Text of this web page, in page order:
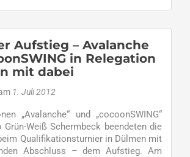
am
Sonntag
in
Dülmen
Aufstieg – Avalanche
in Relegation
mit dabei
1. Juli 2012
„Avalanche“ und „cocoonSWING“
Grün-Weiß Schermbeck beendeten die
Qualifikationsturnier in Dülmen mit
Abschluss – dem Aufstieg. Am